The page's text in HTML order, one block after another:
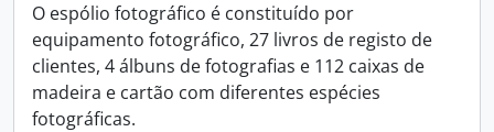
O espólio fotográfico é constituído por
equipamento fotográfico, 27 livros de registo de
clientes, 4 álbuns de fotografias e 112 caixas de
madeira e cartão com diferentes espécies
fotográficas.